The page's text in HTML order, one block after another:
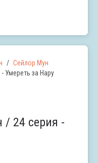
Сейлор Мун
Умереть за Hару
/ 24 серия -